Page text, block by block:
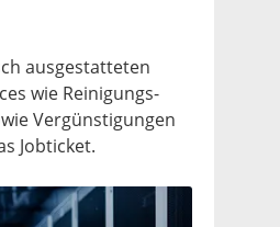
ausgestatteten
wie Reinigungs-
Vergünstigungen
Jobticket.